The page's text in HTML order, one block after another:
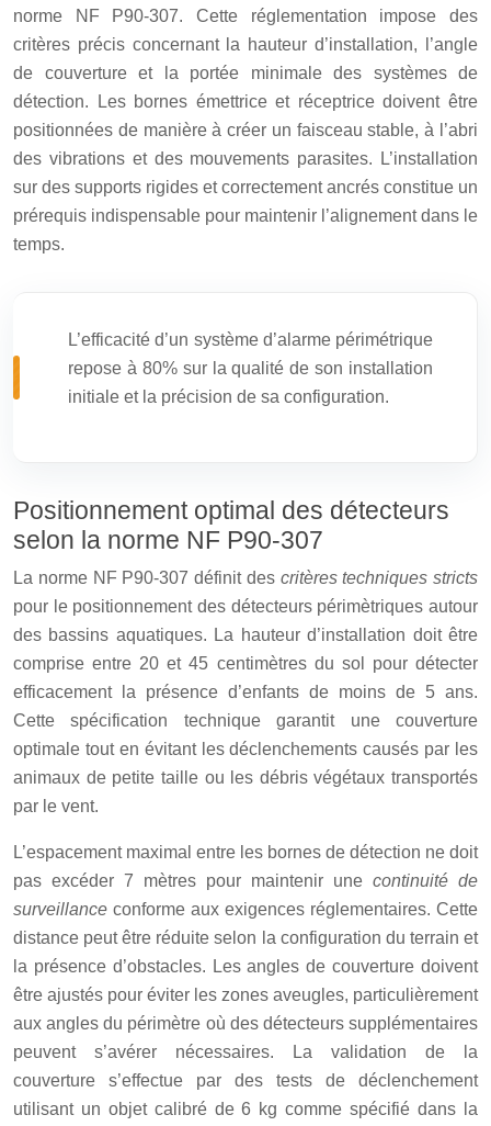
norme NF P90-307. Cette réglementation impose des
critères précis concernant la hauteur d’installation, l’angle
de couverture et la portée minimale des systèmes de
détection. Les bornes émettrice et réceptrice doivent être
positionnées de manière à créer un faisceau stable, à l’abri
des vibrations et des mouvements parasites. L’installation
sur des supports rigides et correctement ancrés constitue un
prérequis indispensable pour maintenir l’alignement dans le
temps.
L’efficacité d’un système d’alarme périmétrique
repose à 80% sur la qualité de son installation
initiale et la précision de sa configuration.
Positionnement optimal des détecteurs
selon la norme NF P90-307
La norme NF P90-307 définit des critères techniques stricts
pour le positionnement des détecteurs périmètriques autour
des bassins aquatiques. La hauteur d’installation doit être
comprise entre 20 et 45 centimètres du sol pour détecter
efficacement la présence d’enfants de moins de 5 ans.
Cette spécification technique garantit une couverture
optimale tout en évitant les déclenchements causés par les
animaux de petite taille ou les débris végétaux transportés
par le vent.
L’espacement maximal entre les bornes de détection ne doit
pas excéder 7 mètres pour maintenir une continuité de
surveillance conforme aux exigences réglementaires. Cette
distance peut être réduite selon la configuration du terrain et
la présence d’obstacles. Les angles de couverture doivent
être ajustés pour éviter les zones aveugles, particulièrement
aux angles du périmètre où des détecteurs supplémentaires
peuvent s’avérer nécessaires. La validation de la
couverture s’effectue par des tests de déclenchement
utilisant un objet calibré de 6 kg comme spécifié dans la